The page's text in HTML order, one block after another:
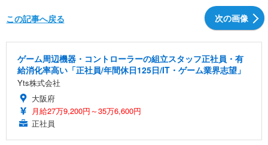
次の画像
この記事へ戻る
ゲーム周辺機器・コントローラーの組立スタッフ正社員・有
給消化率高い「正社員/年間休日125日/IT・ゲーム業界志望」
Yts株式会社
大阪府
月給27万9,200円～35万6,600円
正社員